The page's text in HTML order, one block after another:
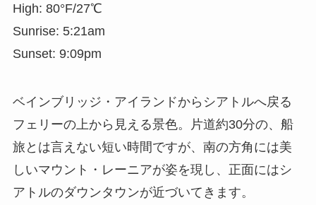
High: 80°F/27℃
Sunrise: 5:21am
Sunset: 9:09pm
ベインブリッジ・アイランドからシアトルへ戻る
フェリーの上から見える景色。片道約30分の、船
旅とは言えない短い時間ですが、南の方角には美
しいマウント・レーニアが姿を現し、正面にはシ
アトルのダウンタウンが近づいてきます。